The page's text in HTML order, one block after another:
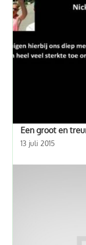
Een groot en
13 juli 2015